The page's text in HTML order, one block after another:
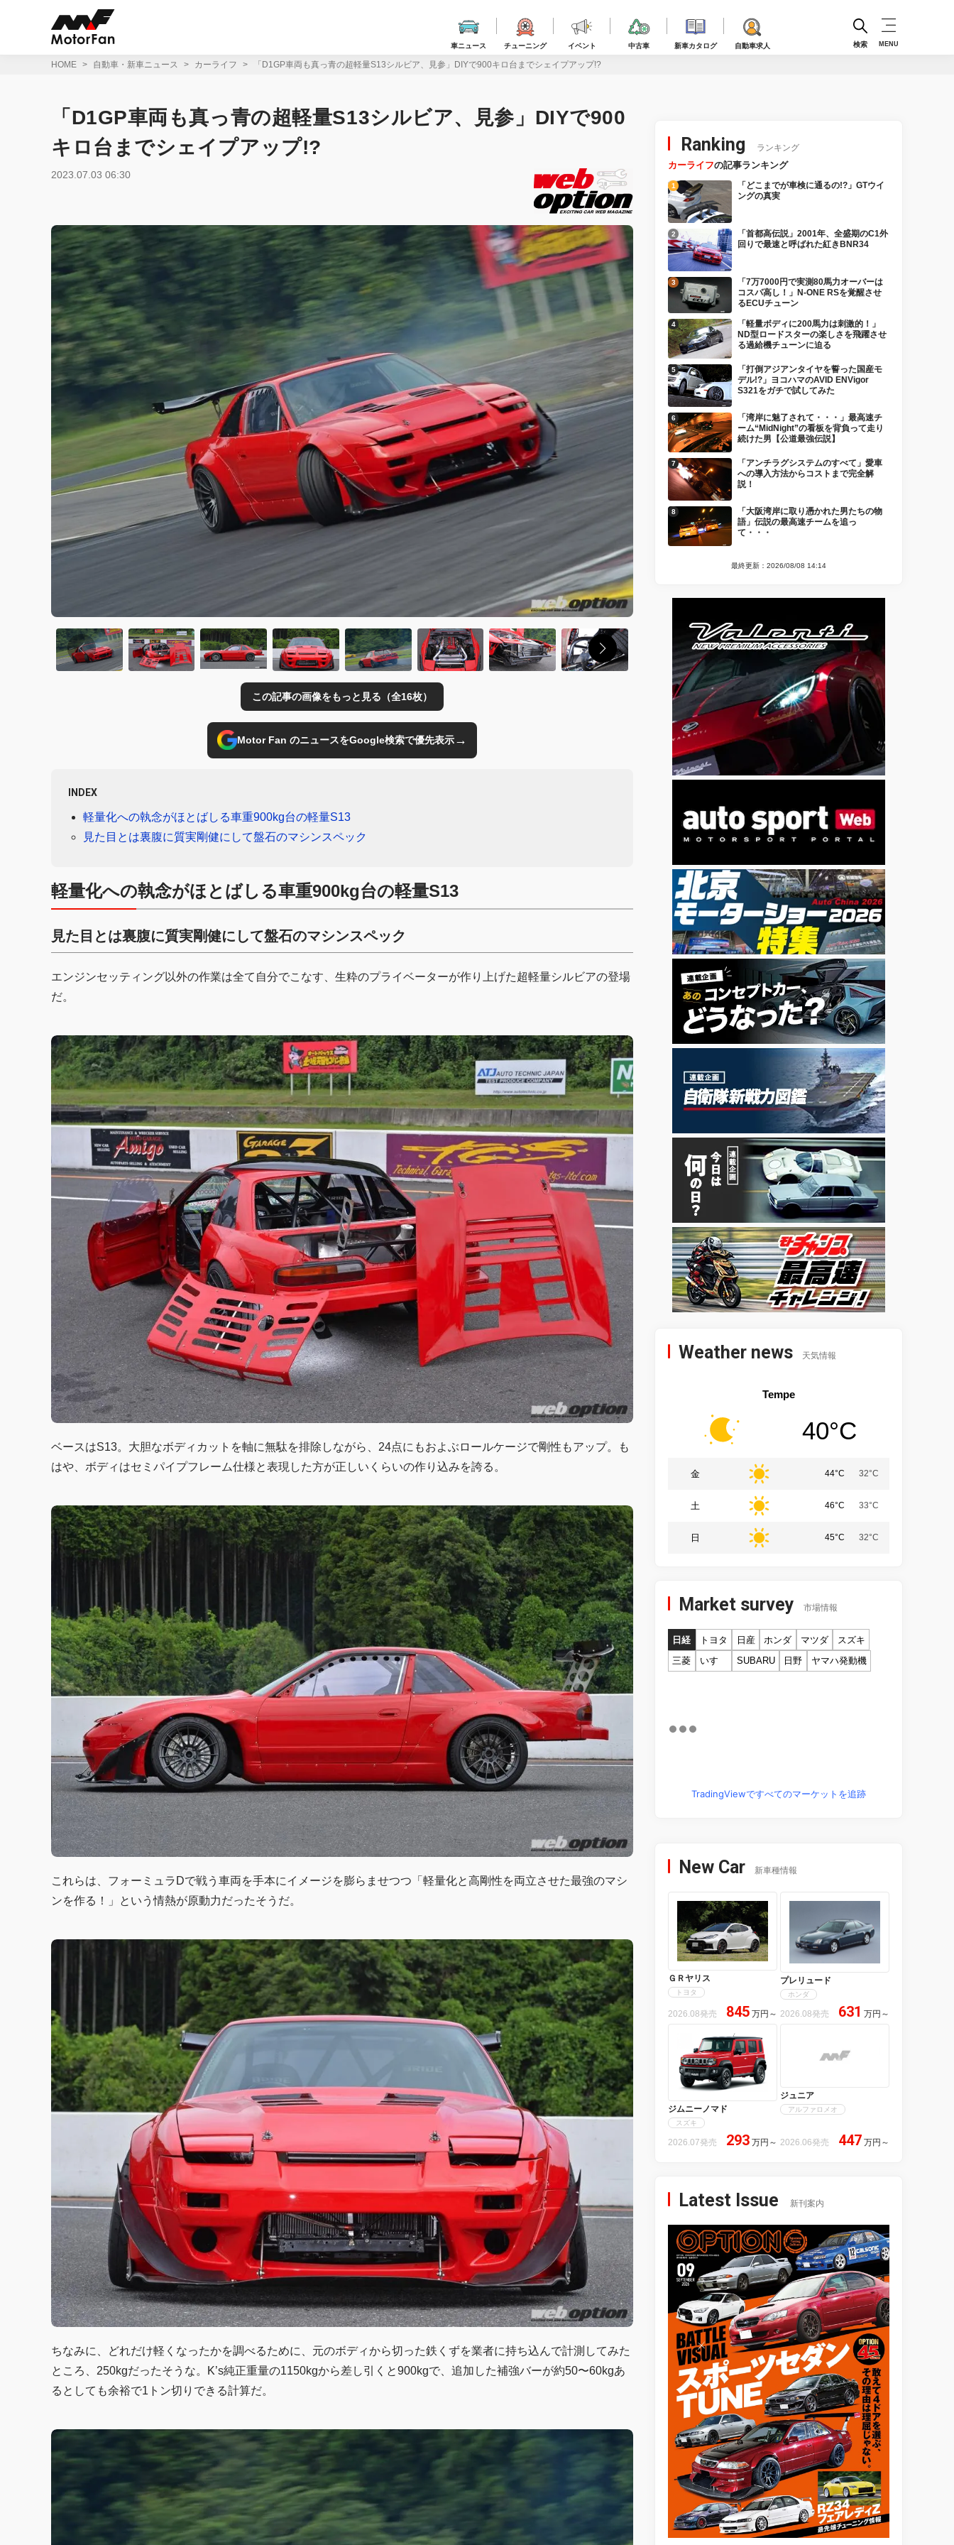
車ニュース チューニング イベント 中古車 新車カタログ 自動車求人 検索 MENU
HOME 自動車・新車ニュース カーライフ 「D1GP車両も真っ青の超軽量S13シルビア、見参」DIYで900キロ台までシェイプアップ!?
「D1GP車両も真っ青の超軽量S13シルビア、見参」DIYで900
キロ台までシェイプアップ!?
2023.07.03 06:30
この記事の画像をもっと見る（全16枚）
Motor Fan のニュースをGoogle検索で優先表示→
INDEX
軽量化への執念がほとばしる車重900kg台の軽量S13
見た目とは裏腹に質実剛健にして盤石のマシンスペック
軽量化への執念がほとばしる車重900kg台の軽量S13
見た目とは裏腹に質実剛健にして盤石のマシンスペック
エンジンセッティング以外の作業は全て自分でこなす、生粋のプライベーターが作り上げた超軽量シルビアの登場
だ。
ベースはS13。大胆なボディカットを軸に無駄を排除しながら、24点にもおよぶロールケージで剛性もアップ。も
はや、ボディはセミパイプフレーム仕様と表現した方が正しいくらいの作り込みを誇る。
これらは、フォーミュラDで戦う車両を手本にイメージを膨らませつつ「軽量化と高剛性を両立させた最強のマシ
ンを作る！」という情熱が原動力だったそうだ。
ちなみに、どれだけ軽くなったかを調べるために、元のボディから切った鉄くずを業者に持ち込んで計測してみた
ところ、250kgだったそうな。K’s純正重量の1150kgから差し引くと900kgで、追加した補強バーが約50〜60kgあ
るとしても余裕で1トン切りできる計算だ。
Ranking ランキング
カーライフの記事ランキング
「どこまでが車検に通るの!?」GTウイ
ングの真実
「首都高伝説」2001年、全盛期のC1外
回りで最速と呼ばれた紅きBNR34
「7万7000円で実測80馬力オーバーは
コスパ高し！」N-ONE RSを覚醒させ
るECUチューン
「軽量ボディに200馬力は刺激的！」
ND型ロードスターの楽しさを飛躍させ
る過給機チューンに迫る
「打倒アジアンタイヤを誓った国産モ
デル!?」ヨコハマのAVID ENVigor
S321をガチで試してみた
「湾岸に魅了されて・・・」最高速チ
ーム“MidNight”の看板を背負って走り
続けた男【公道最強伝説】
「アンチラグシステムのすべて」愛車
への導入方法からコストまで完全解
説！
「大阪湾岸に取り憑かれた男たちの物
語」伝説の最高速チームを追っ
て・・・
最終更新：2026/08/08 14:14
Weather news 天気情報
Tempe
40°C
金 44°C 32°C
土 46°C 33°C
日 45°C 32°C
Market survey 市場情報
日経 トヨタ 日産 ホンダ マツダ
スズキ
三菱
いすゞ SUBARU 日野 ヤマハ発動機
TradingViewですべてのマーケットを追跡
New Car 新車種情報
ＧＲヤリス
トヨタ
2026.08発売 845 万円 ～
プレリュード
ホンダ
2026.08発売 631 万円 ～
ジムニーノマド
スズキ
2026.07発売 293 万円 ～
ジュニア
アルファロメオ
2026.06発売 447 万円 ～
Latest Issue 新刊案内